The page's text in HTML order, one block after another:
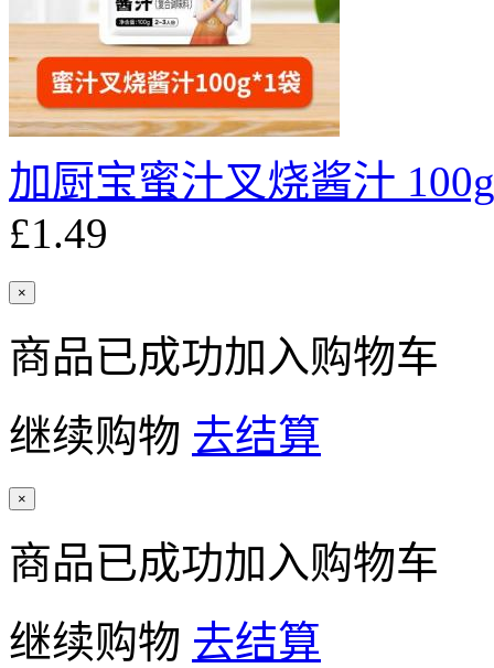
加厨宝蜜汁叉烧酱汁 100g
£1.49
×
商品已成功加入购物车
继续购物 去结算
×
商品已成功加入购物车
继续购物 去结算